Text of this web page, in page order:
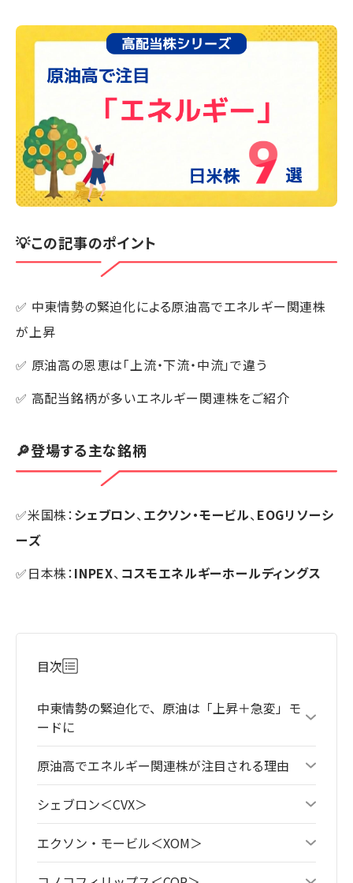
💡この記事のポイント
✅ 中東情勢の緊迫化による原油高でエネルギー関連株
が上昇
✅ 原油高の恩恵は「上流・下流・中流」で違う
✅ 高配当銘柄が多いエネルギー関連株をご紹介
🔎登場する主な銘柄
✅米国株：シェブロン、エクソン・モービル、EOGリソーシ
ーズ
✅日本株：INPEX、 コスモエネルギーホールディングス
目次
中東情勢の緊迫化で、原油は「上昇＋急変」モ
ードに
原油高でエネルギー関連株が注目される理由
シェブロン＜CVX＞
エクソン・モービル＜XOM＞